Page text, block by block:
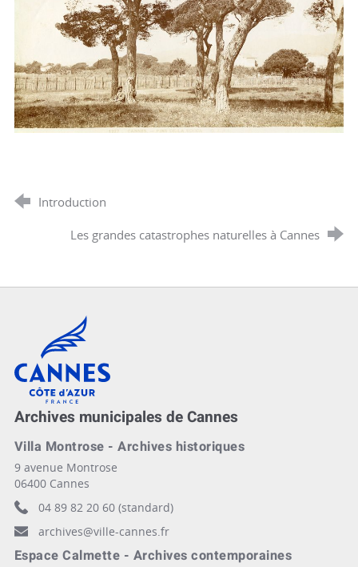
Introduction
Les grandes catastrophes naturelles à Cannes
Cannes, Côte d'Azur, France
Archives municipales de Cannes
Villa Montrose - Archives historiques
9 avenue Montrose
06400 Cannes
04 89 82 20 60 (standard)
archives@ville-cannes.fr
Espace Calmette - Archives contemporaines